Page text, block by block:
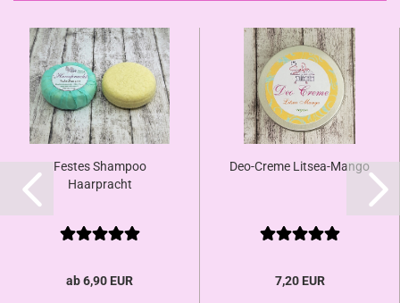
Festes Shampoo
Haarpracht
ab 6,90 EUR
Deo-Creme Litsea-Mango
7,20 EUR